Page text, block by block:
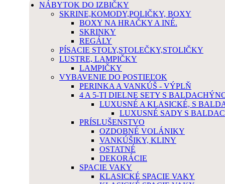
NÁBYTOK DO IZBIČKY
SKRINE,KOMODY,POLIČKY, BOXY
BOXY NA HRAČKY A INÉ.
SKRINKY
REGÁLY
PÍSACIE STOLY,STOLEČKY,STOLIČKY
LUSTRE, LAMPIČKY
LAMPIČKY
VYBAVENIE DO POSTIEĽOK
PERINKA A VANKÚŠ - VÝPLŇ
4 A 5-TI DIELNE SETY S
LUXUSNÉ A KLASICKÉ, S
LUXUSNÉ SADY S
PRÍSLUŠENSTVO
OZDOBNÉ VOLÁNIKY
VANKÚŠIKY, KLINY
OSTATNÉ
DEKORÁCIE
SPACIE VAKY
KLASICKÉ SPACIE VAKY